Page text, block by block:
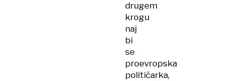
drugem
krogu
naj
bi
se
proevropska
političarka,